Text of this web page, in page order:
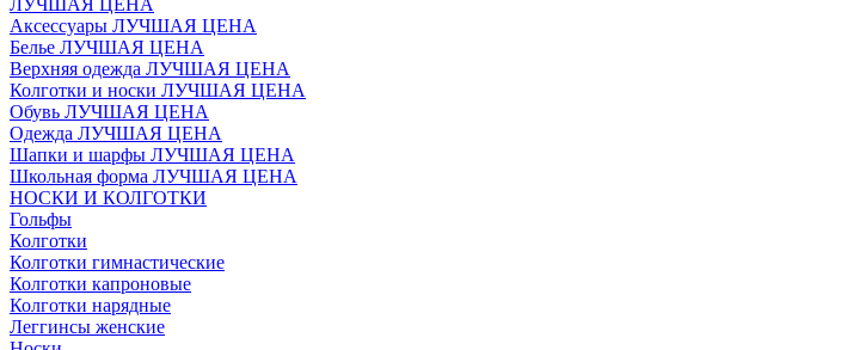
ЛУЧШАЯ ЦЕНА
Аксессуары ЛУЧШАЯ ЦЕНА
Белье ЛУЧШАЯ ЦЕНА
Верхняя одежда ЛУЧШАЯ ЦЕНА
Колготки и носки ЛУЧШАЯ ЦЕНА
Обувь ЛУЧШАЯ ЦЕНА
Одежда ЛУЧШАЯ ЦЕНА
Шапки и шарфы ЛУЧШАЯ ЦЕНА
Школьная форма ЛУЧШАЯ ЦЕНА
НОСКИ И КОЛГОТКИ
Гольфы
Колготки
Колготки гимнастические
Колготки капроновые
Колготки нарядные
Леггинсы женские